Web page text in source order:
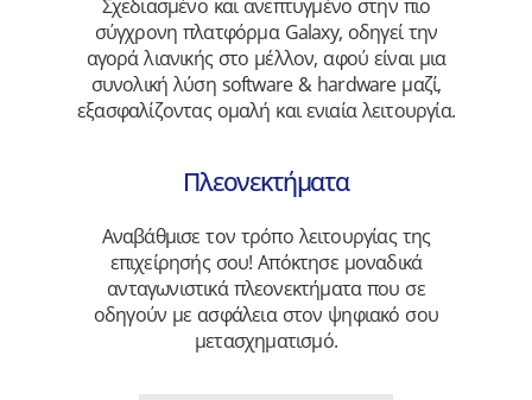
Σχεδιασμένο και ανεπτυγμένο στην πιο
σύγχρονη πλατφόρμα Galaxy, οδηγεί την
αγορά λιανικής στο μέλλον, αφού είναι μια
συνολική λύση software & hardware μαζί,
εξασφαλίζοντας ομαλή και ενιαία λειτουργία.
Πλεονεκτήματα
Αναβάθμισε τον τρόπο λειτουργίας της
επιχείρησής σου! Απόκτησε μοναδικά
ανταγωνιστικά πλεονεκτήματα που σε
οδηγούν με ασφάλεια στον ψηφιακό σου
μετασχηματισμό.